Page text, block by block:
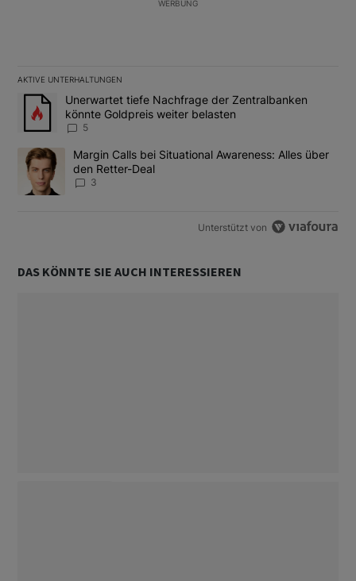
WERBUNG
AKTIVE UNTERHALTUNGEN
Das Folgende ist eine Liste der am meisten kommentierten
Ein Trendartikel mit dem Titel "Unerwartet tiefe Nachfrage der
Unerwartet tiefe Nachfrage der Zentralbanken
könnte Goldpreis weiter belasten
5
Ein Trendartikel mit dem Titel "Margin Calls bei Situational
Margin Calls bei Situational Awareness: Alles über
den Retter-Deal
3
Unterstützt von
DAS KÖNNTE SIE AUCH INTERESSIEREN